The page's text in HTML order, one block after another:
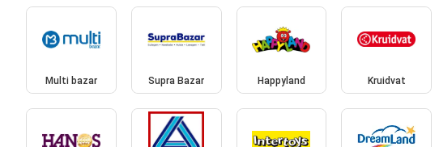
Multi bazar Supra Bazar Happyland Kruidvat